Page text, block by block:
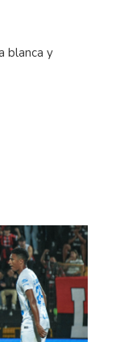
blanca y